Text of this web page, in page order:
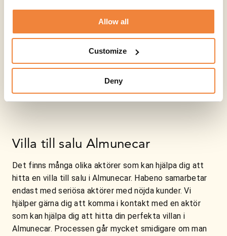
Allow all
Customize
Deny
Villa till salu Almunecar
Det finns många olika aktörer som kan hjälpa dig att
hitta en villa till salu i Almunecar. Habeno samarbetar
endast med seriösa aktörer med nöjda kunder. Vi
hjälper gärna dig att komma i kontakt med en aktör
som kan hjälpa dig att hitta din perfekta villan i
Almunecar. Processen går mycket smidigare om man